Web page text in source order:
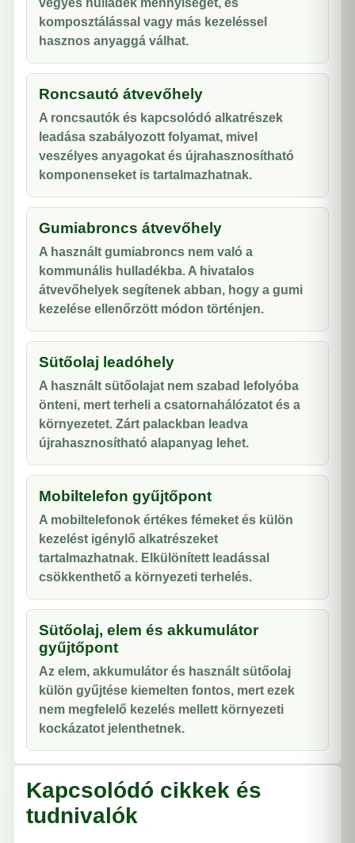
vegyes hulladék mennyiségét, és
komposztálással vagy más kezeléssel
hasznos anyaggá válhat.
Roncsautó átvevőhely
A roncsautók és kapcsolódó alkatrészek
leadása szabályozott folyamat, mivel
veszélyes anyagokat és újrahasznosítható
komponenseket is tartalmazhatnak.
Gumiabroncs átvevőhely
A használt gumiabroncs nem való a
kommunális hulladékba. A hivatalos
átvevőhelyek segítenek abban, hogy a gumi
kezelése ellenőrzött módon történjen.
Sütőolaj leadóhely
A használt sütőolajat nem szabad lefolyóba
önteni, mert terheli a csatornahálózatot és a
környezetet. Zárt palackban leadva
újrahasznosítható alapanyag lehet.
Mobiltelefon gyűjtőpont
A mobiltelefonok értékes fémeket és külön
kezelést igénylő alkatrészeket
tartalmazhatnak. Elkülönített leadással
csökkenthető a környezeti terhelés.
Sütőolaj, elem és akkumulátor
gyűjtőpont
Az elem, akkumulátor és használt sütőolaj
külön gyűjtése kiemelten fontos, mert ezek
nem megfelelő kezelés mellett környezeti
kockázatot jelenthetnek.
Kapcsolódó cikkek és
tudnivalók